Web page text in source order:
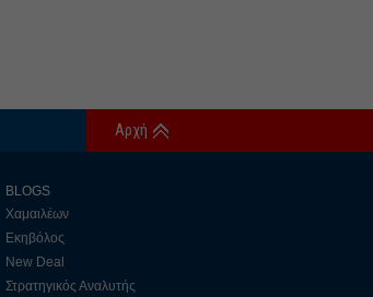
Αρχή
BLOGS
Χαμαιλέων
Εκηβόλος
New Deal
Στρατηγικός Αναλυτής